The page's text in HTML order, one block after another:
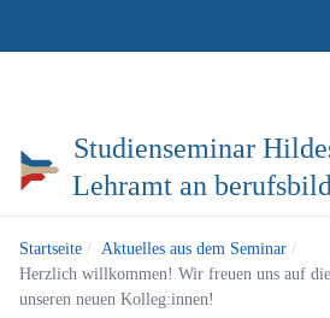
Studienseminar
Lehramt an
Startseite
Aktuelles aus dem Seminar
Herzlich willkommen! Wir freuen uns auf
unseren neuen Kolleg:innen!